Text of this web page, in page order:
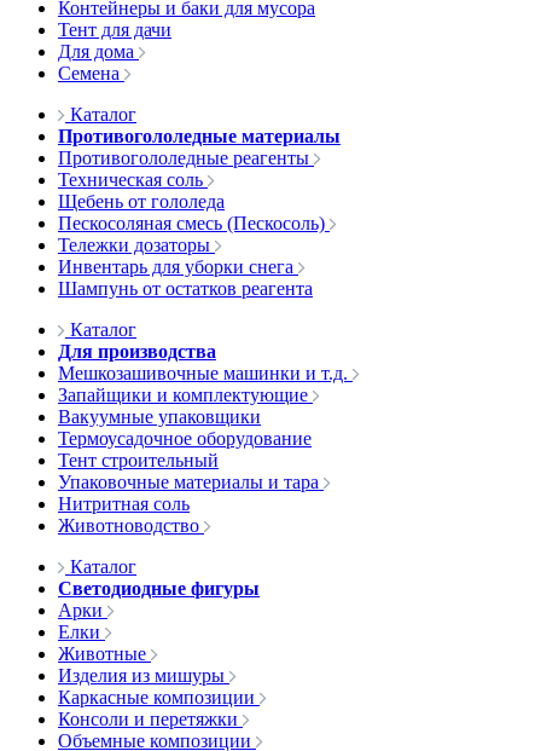
Контейнеры и баки для мусора
Тент для дачи
Для дома
Семена
Каталог
Противогололедные материалы
Противогололедные реагенты
Техническая соль
Щебень от гололеда
Пескосоляная смесь (Пескосоль)
Тележки дозаторы
Инвентарь для уборки снега
Шампунь от остатков реагента
Каталог
Для производства
Мешкозашивочные машинки и т.д.
Запайщики и комплектующие
Вакуумные упаковщики
Термоусадочное оборудование
Тент строительный
Упаковочные материалы и тара
Нитритная соль
Животноводство
Каталог
Светодиодные фигуры
Арки
Елки
Животные
Изделия из мишуры
Каркасные композиции
Консоли и перетяжки
Объемные композиции